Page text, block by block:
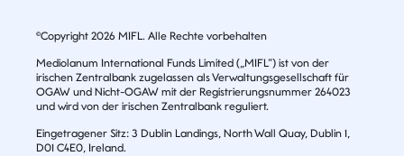
©Copyright 2026 MIFL. Alle Rechte vorbehalten
Mediolanum International Funds Limited („MIFL”) ist von der
irischen Zentralbank zugelassen als Verwaltungsgesellschaft für
OGAW und Nicht-OGAW mit der Registrierungsnummer 264023
und wird von der irischen Zentralbank reguliert.
Eingetragener Sitz: 3 Dublin Landings, North Wall Quay, Dublin 1,
D01 C4E0, Ireland.